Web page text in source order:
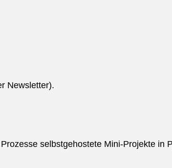
Newsletter).
selbstgehostete Mini-Projekte in